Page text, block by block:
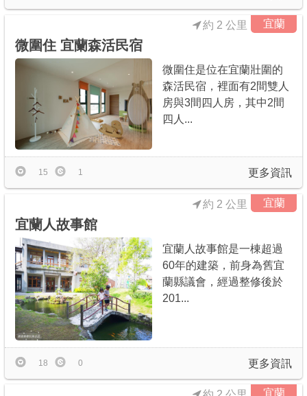
宜蘭
微圍住 宜蘭森活民宿
約 2 公里
微圍住是位在宜蘭壯圍的
森活民宿，裡面有2間雙人
房與3間四人房，其中2間
四人...
更多資訊
15 1
宜蘭
宜蘭人故事館
約 2 公里
宜蘭人故事館是一棟超過
60年的建築，前身為舊宜
蘭縣議會，經過整修後於
201...
更多資訊
18 0
宜蘭